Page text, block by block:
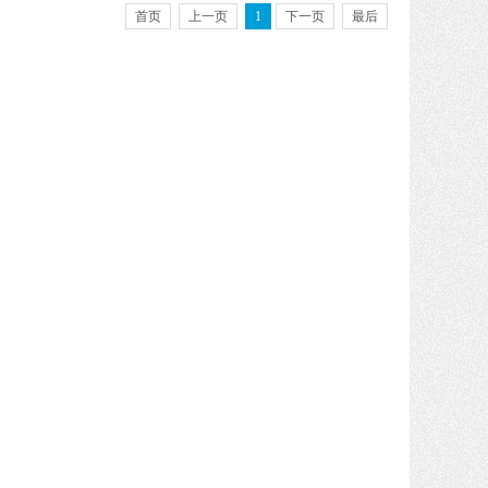
首页 上一页 1 下一页 最后